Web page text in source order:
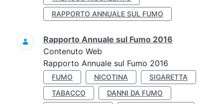
RAPPORTO ANNUALE SUL FUMO
Rapporto Annuale sul Fumo 2016
Contenuto Web
Rapporto Annuale sul Fumo 2016
FUMO NICOTINA
SIGARETTA
TABACCO
DANNI DA FUMO